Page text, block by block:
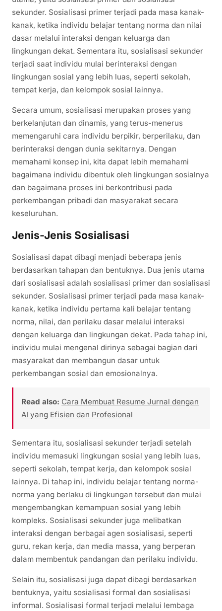
sekunder. Sosialisasi primer terjadi pada masa kanak-
kanak, ketika individu belajar tentang norma dan nilai
dasar melalui interaksi dengan keluarga dan
lingkungan dekat. Sementara itu, sosialisasi sekunder
terjadi saat individu mulai berinteraksi dengan
lingkungan sosial yang lebih luas, seperti sekolah,
tempat kerja, dan kelompok sosial lainnya.
Secara umum, sosialisasi merupakan proses yang
berkelanjutan dan dinamis, yang terus-menerus
memengaruhi cara individu berpikir, berperilaku, dan
berinteraksi dengan dunia sekitarnya. Dengan
memahami konsep ini, kita dapat lebih memahami
bagaimana individu dibentuk oleh lingkungan sosialnya
dan bagaimana proses ini berkontribusi pada
perkembangan pribadi dan masyarakat secara
keseluruhan.
Jenis-Jenis Sosialisasi
Sosialisasi dapat dibagi menjadi beberapa jenis
berdasarkan tahapan dan bentuknya. Dua jenis utama
dari sosialisasi adalah sosialisasi primer dan sosialisasi
sekunder. Sosialisasi primer terjadi pada masa kanak-
kanak, ketika individu pertama kali belajar tentang
norma, nilai, dan perilaku dasar melalui interaksi
dengan keluarga dan lingkungan dekat. Pada tahap ini,
individu mulai mengenal dirinya sebagai bagian dari
masyarakat dan membangun dasar untuk
perkembangan sosial dan emosionalnya.
Read also: Cara Membuat Resume Jurnal dengan
AI yang Efisien dan Profesional
Sementara itu, sosialisasi sekunder terjadi setelah
individu memasuki lingkungan sosial yang lebih luas,
seperti sekolah, tempat kerja, dan kelompok sosial
lainnya. Di tahap ini, individu belajar tentang norma-
norma yang berlaku di lingkungan tersebut dan mulai
mengembangkan kemampuan sosial yang lebih
kompleks. Sosialisasi sekunder juga melibatkan
interaksi dengan berbagai agen sosialisasi, seperti
guru, rekan kerja, dan media massa, yang berperan
dalam membentuk pandangan dan perilaku individu.
Selain itu, sosialisasi juga dapat dibagi berdasarkan
bentuknya, yaitu sosialisasi formal dan sosialisasi
informal. Sosialisasi formal terjadi melalui lembaga